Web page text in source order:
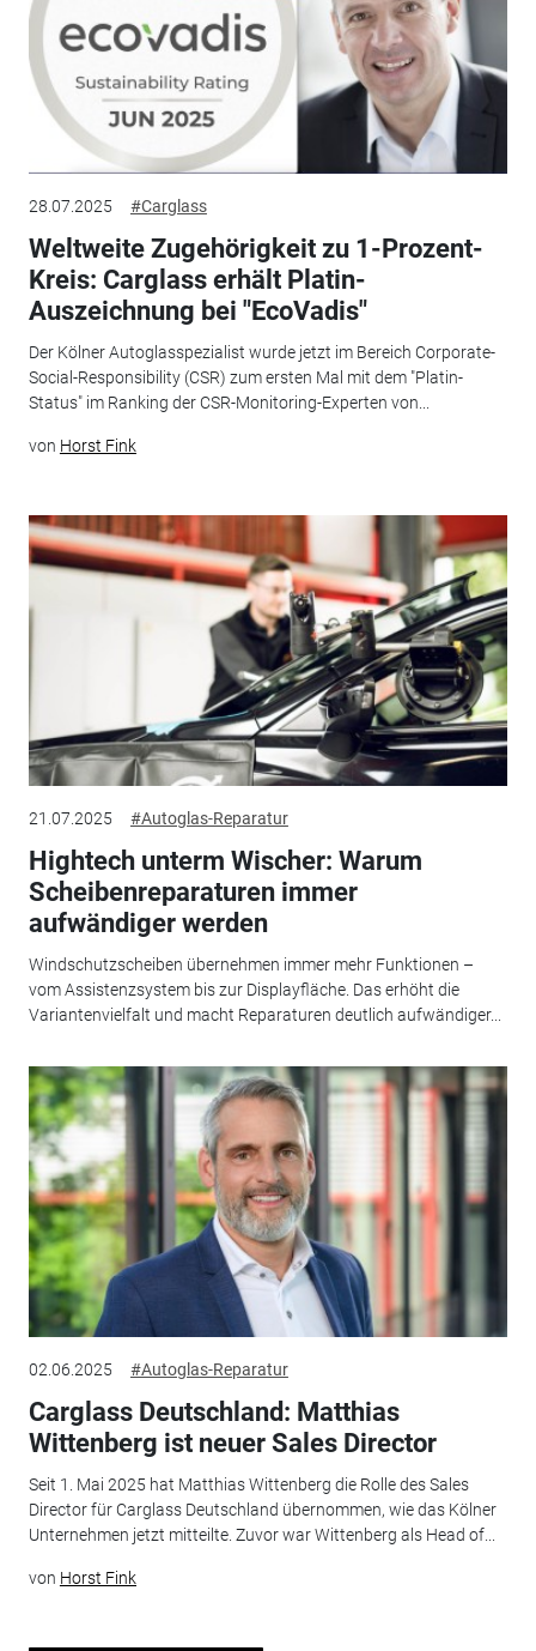
28.07.2025 #Carglass
Weltweite Zugehörigkeit zu 1-Prozent-
Kreis: Carglass erhält Platin-
Auszeichnung bei "EcoVadis"
Der Kölner Autoglasspezialist wurde jetzt im Bereich Corporate-
Social-Responsibility (CSR) zum ersten Mal mit dem "Platin-
Status" im Ranking der CSR-Monitoring-Experten von...
von Horst Fink
21.07.2025 #Autoglas-Reparatur
Hightech unterm Wischer: Warum
Scheibenreparaturen immer
aufwändiger werden
Windschutzscheiben übernehmen immer mehr Funktionen –
vom Assistenzsystem bis zur Displayfläche. Das erhöht die
Variantenvielfalt und macht Reparaturen deutlich aufwändiger...
02.06.2025 #Autoglas-Reparatur
Carglass Deutschland: Matthias
Wittenberg ist neuer Sales Director
Seit 1. Mai 2025 hat Matthias Wittenberg die Rolle des Sales
Director für Carglass Deutschland übernommen, wie das Kölner
Unternehmen jetzt mitteilte. Zuvor war Wittenberg als Head of...
von Horst Fink